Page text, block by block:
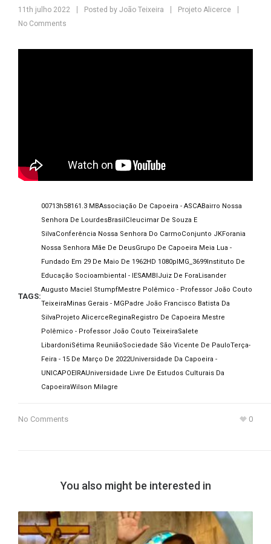
11th julho 2022 Posted by João Teixeira
Projeto Alicerce
No Comments
TAGS:
00713h58161.3 MBAssociação De Capoeira - ASCABairro Nossa
Senhora De LourdesBrasil Cleucimar De Souza E
SilvaConferência Nossa Senhora Do CarmoConjunto JKForania
Nossa Senhora Mãe De DeusGrupo De Capoeira Meia Lua -
Fundado Em 29 De Maio De 1962HD 1080p IMG_3699 Instituto De
Educação Socioambiental - IESAMBI Juiz De Fora Lisander
Augusto Maciel StumpfMestre Polêmico - Professor João Couto
Teixeira Minas Gerais - MG Padre João Francisco Batista Da
Silva Projeto Alicerce Regina Registro De Capoeira Mestre
Polêmico - Professor João Couto TeixeiraSalete
LibardoniSétima ReuniãoSociedade São Vicente De PauloTerça-
Feira - 15 De Março De 2022Universidade Da Capoeira -
UNICAPOEIRAUniversidade Livre De Estudos Culturais Da
CapoeiraWilson Milagre
No Comments 0
You also might be interested in